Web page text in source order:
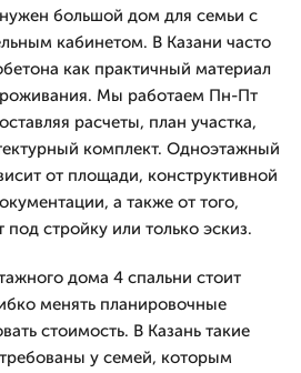
большой дом для семьи с
кабинетом. В Казани часто
как практичный материал
Мы работаем Пн-Пт
расчеты, план участка,
комплект. Одноэтажный
от площади, конструктивной
а также от того,
стройку или только эскиз.
дома 4 спальни стоит
менять планировочные
стоимость. В Казань такие
у семей, которым